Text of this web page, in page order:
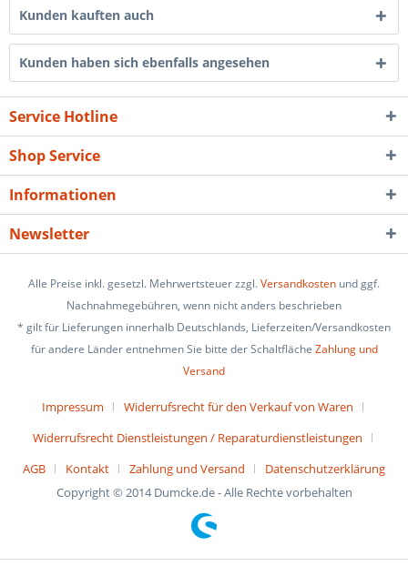
Kunden kauften auch
Kunden haben sich ebenfalls angesehen
Service Hotline
Shop Service
Informationen
Newsletter
Alle Preise inkl. gesetzl. Mehrwertsteuer zzgl.Versandkosten und ggf.
Nachnahmegebühren, wenn nicht anders beschrieben
* gilt für Lieferungen innerhalb Deutschlands, Lieferzeiten/Versandkosten
für andere Länder entnehmen Sie bitte der Schaltfläche Zahlung und
Versand
Impressum
Widerrufsrecht für den Verkauf von Waren
Widerrufsrecht Dienstleistungen / Reparaturdienstleistungen
AGB
Kontakt Zahlung und Versand
Datenschutzerklärung
Copyright © 2014 Dumcke.de - Alle Rechte vorbehalten